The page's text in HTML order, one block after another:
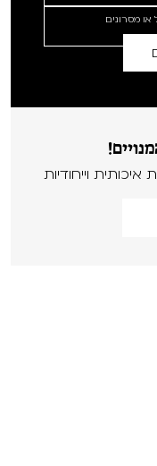
או מסרונים
איכותית וייחודיות